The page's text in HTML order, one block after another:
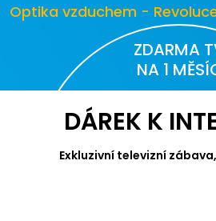
Optika vzduchem -
ZDARMA
NA 1
DÁREK K
Exkluzivní televizní